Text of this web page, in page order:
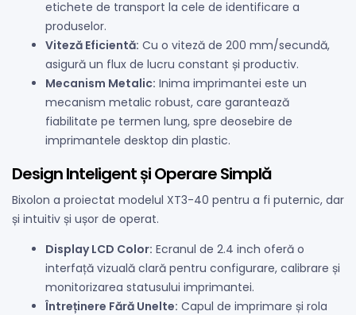
etichete de transport la cele de identificare a
produselor.
Viteză Eficientă: Cu o viteză de 200 mm/secundă,
asigură un flux de lucru constant și productiv.
Mecanism Metalic: Inima imprimantei este un
mecanism metalic robust, care garantează
fiabilitate pe termen lung, spre deosebire de
imprimantele desktop din plastic.
Design Inteligent și Operare Simplă
Bixolon a proiectat modelul XT3-40 pentru a fi puternic, dar
și intuitiv și ușor de operat.
Display LCD Color: Ecranul de 2.4 inch oferă o
interfață vizuală clară pentru configurare, calibrare și
monitorizarea statusului imprimantei.
Întreținere Fără Unelte: Capul de imprimare și rola